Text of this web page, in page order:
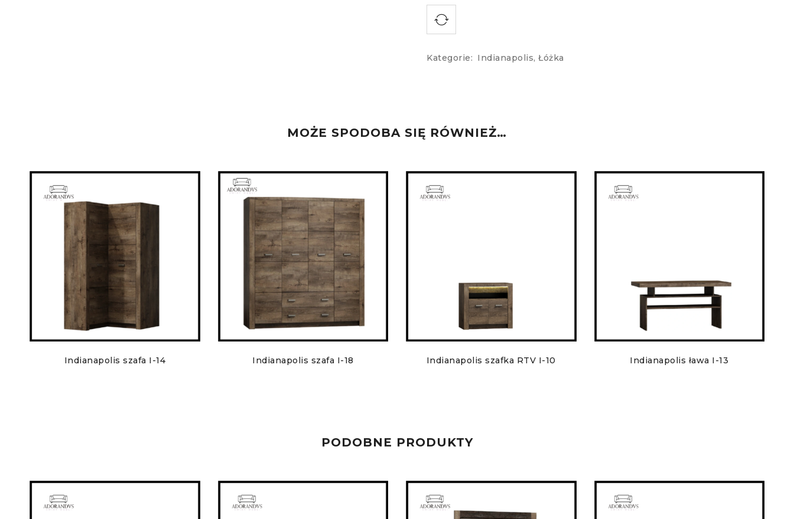
Kategorie: Indianapolis, Łóżka
MOŻE SPODOBA SIĘ RÓWNIEŻ…
Indianapolis szafa I-14 Indianapolis szafa I-18 Indianapolis szafka RTV I-10 Indianapolis ława I-13
PODOBNE PRODUKTY